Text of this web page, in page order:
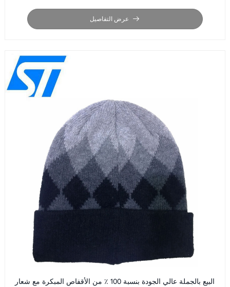
عرض التفاصيل
البيع بالجملة عالي الجودة بنسبة 100 ٪ من الأقفاص المبكرة مع شعار